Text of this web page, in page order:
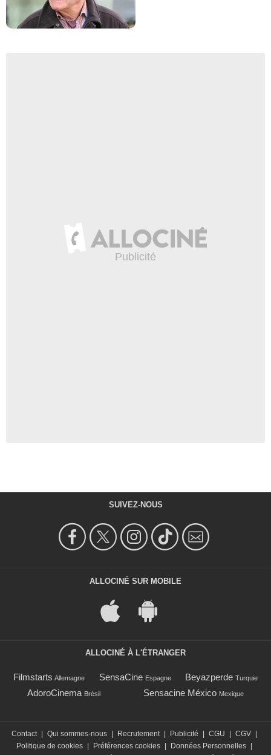
SUIVEZ-NOUS
ALLOCINÉ SUR MOBILE
ALLOCINÉ À L'ÉTRANGER
Filmstarts Allemagne SensaCine Espagne Beyazperde Turquie
AdoroCinema Brésil Sensacine México Mexique
Contact Qui sommes-nous Recrutement Publicité CGU CGV
Politique de cookies
Préférences cookies Données Personnelles